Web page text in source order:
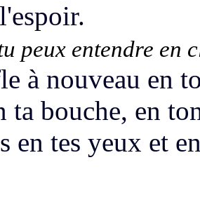
peux entendre en
à nouveau en
ta bouche, en
en tes yeux et